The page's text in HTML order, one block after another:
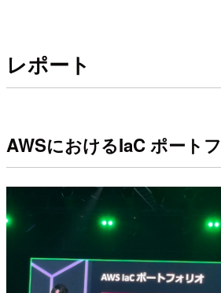
レポート
AWSにおけるIaC ポート